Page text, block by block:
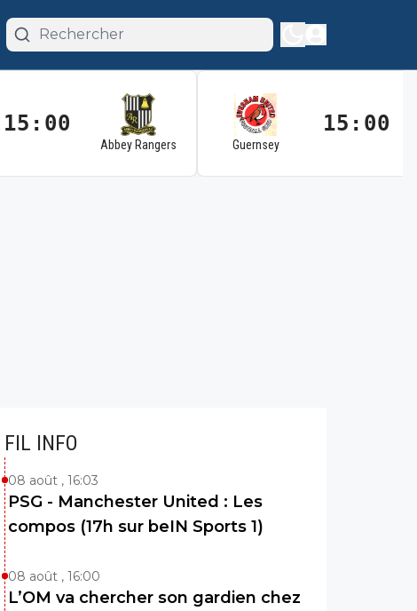
15:00
Abbey Rangers Guernsey
15:00
FIL INFO
08 août , 16:03
PSG - Manchester United : Les
compos (17h sur beIN Sports 1)
08 août , 16:00
L’OM va chercher son gardien chez